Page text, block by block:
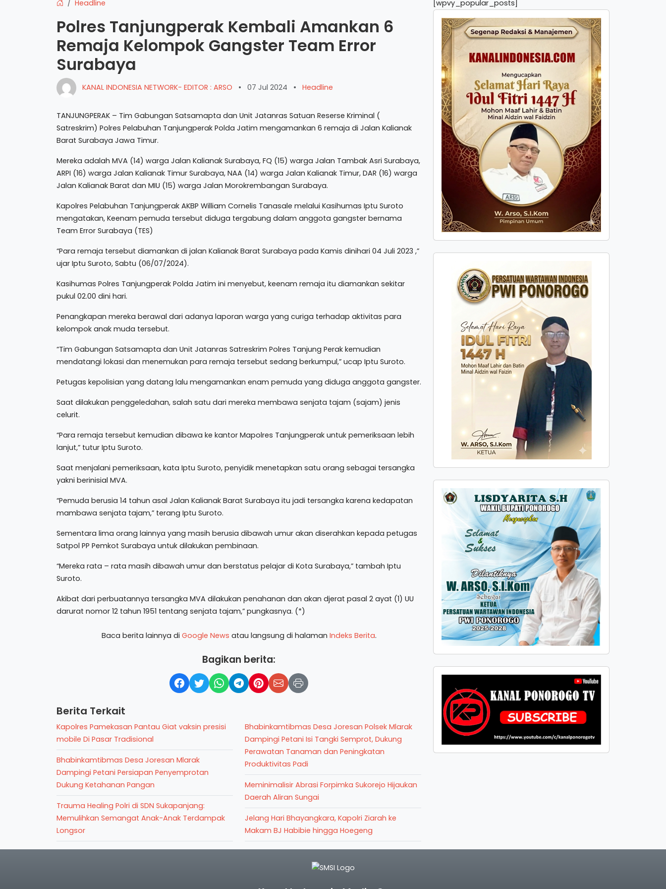
Headline
Polres Tanjungperak Kembali Amankan 6
Remaja Kelompok Gangster Team Error
Surabaya
KANAL INDONESIA NETWORK- EDITOR : ARSO • 07 Jul 2024 • Headline
TANJUNGPERAK – Tim Gabungan Satsamapta dan Unit Jatanras Satuan Reserse Kriminal (
Satreskrim) Polres Pelabuhan Tanjungperak Polda Jatim mengamankan 6 remaja di Jalan Kalianak
Barat Surabaya Jawa Timur.
Mereka adalah MVA (14) warga Jalan Kalianak Surabaya, FQ (15) warga Jalan Tambak Asri Surabaya,
ARPI (16) warga Jalan Kalianak Timur Surabaya, NAA (14) warga Jalan Kalianak Timur, DAR (16) warga
Jalan Kalianak Barat dan MIU (15) warga Jalan Morokrembangan Surabaya.
Kapolres Pelabuhan Tanjungperak AKBP William Cornelis Tanasale melalui Kasihumas Iptu Suroto
mengatakan, Keenam pemuda tersebut diduga tergabung dalam anggota gangster bernama
Team Error Surabaya (TES)
“Para remaja tersebut diamankan di jalan Kalianak Barat Surabaya pada Kamis dinihari 04 Juli 2023 ,”
ujar Iptu Suroto, Sabtu (06/07/2024).
Kasihumas Polres Tanjungperak Polda Jatim ini menyebut, keenam remaja itu diamankan sekitar
pukul 02.00 dini hari.
Penangkapan mereka berawal dari adanya laporan warga yang curiga terhadap aktivitas para
kelompok anak muda tersebut.
“Tim Gabungan Satsamapta dan Unit Jatanras Satreskrim Polres Tanjung Perak kemudian
mendatangi lokasi dan menemukan para remaja tersebut sedang berkumpul,” ucap Iptu Suroto.
Petugas kepolisian yang datang lalu mengamankan enam pemuda yang diduga anggota gangster.
Saat dilakukan penggeledahan, salah satu dari mereka membawa senjata tajam (sajam) jenis
celurit.
“Para remaja tersebut kemudian dibawa ke kantor Mapolres Tanjungperak untuk pemeriksaan lebih
lanjut,” tutur Iptu Suroto.
Saat menjalani pemeriksaan, kata Iptu Suroto, penyidik menetapkan satu orang sebagai tersangka
yakni berinisial MVA.
“Pemuda berusia 14 tahun asal Jalan Kalianak Barat Surabaya itu jadi tersangka karena kedapatan
mambawa senjata tajam,” terang Iptu Suroto.
Sementara lima orang lainnya yang masih berusia dibawah umur akan diserahkan kepada petugas
Satpol PP Pemkot Surabaya untuk dilakukan pembinaan.
“Mereka rata – rata masih dibawah umur dan berstatus pelajar di Kota Surabaya,” tambah Iptu
Suroto.
Akibat dari perbuatannya tersangka MVA dilakukan penahanan dan akan djerat pasal 2 ayat (1) UU
darurat nomor 12 tahun 1951 tentang senjata tajam,” pungkasnya. (*)
Baca berita lainnya di Google News atau langsung di halaman Indeks Berita.
Bagikan berita:
Berita Terkait
Kapolres Pamekasan Pantau Giat vaksin presisi
mobile Di Pasar Tradisional
Bhabinkamtibmas Desa Joresan Mlarak
Dampingi Petani Persiapan Penyemprotan
Dukung Ketahanan Pangan
Trauma Healing Polri di SDN Sukapanjang:
Memulihkan Semangat Anak-Anak Terdampak
Longsor
Bhabinkamtibmas Desa Joresan Polsek Mlarak
Dampingi Petani Isi Tangki Semprot, Dukung
Perawatan Tanaman dan Peningkatan
Produktivitas Padi
Meminimalisir Abrasi Forpimka Sukorejo Hijaukan
Daerah Aliran Sungai
Jelang Hari Bhayangkara, Kapolri Ziarah ke
Makam BJ Habibie hingga Hoegeng
[wpvy_popular_posts]